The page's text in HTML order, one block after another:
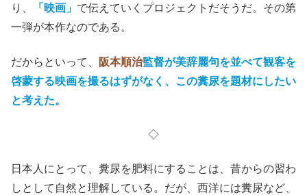
り、
「映画」 で伝えていくプロジェクトだそうだ。その第
一弾が本作なのである。
だからといって、 阪本順治監督が美辞麗句を並べて観客を
啓蒙する映画を撮るはずがなく、この糞尿を題材にしたい
と考えた。
◇
日本人にとって、糞尿を肥料にすることは、昔からの習わ
しとして自然と理解している。だが、西洋には糞尿など、